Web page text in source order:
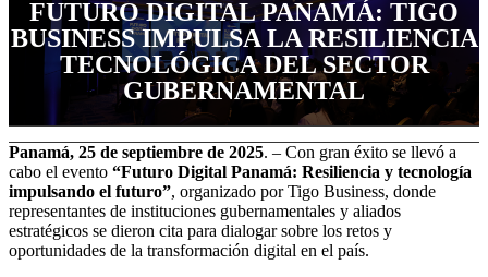
FUTURO DIGITAL PANAMÁ: TIGO
BUSINESS IMPULSA LA RESILIENCIA
TECNOLÓGICA DEL SECTOR
GUBERNAMENTAL
Panamá, 25 de septiembre de 2025. – Con gran éxito se llevó a
cabo el evento “Futuro Digital Panamá: Resiliencia y tecnología
impulsando el futuro”, organizado por Tigo Business, donde
representantes de instituciones gubernamentales y aliados
estratégicos se dieron cita para dialogar sobre los retos y
oportunidades de la transformación digital en el país.